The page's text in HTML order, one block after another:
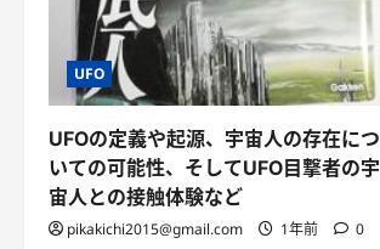
UFO
UFOの定義や起源、宇宙人の存在につ
いての可能性、そしてUFO目撃者の宇
宙人との接触体験など
pikakichi2015@gmail.com 1年前 0